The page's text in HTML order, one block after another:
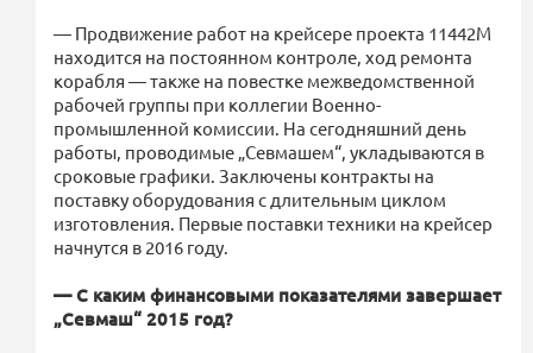
— Продвижение работ на крейсере проекта 11442М
находится на постоянном контроле, ход ремонта
корабля — также на повестке межведомственной
рабочей группы при коллегии Военно-
промышленной комиссии. На сегодняшний день
работы, проводимые „Севмашем“, укладываются в
сроковые графики. Заключены контракты на
поставку оборудования с длительным циклом
изготовления. Первые поставки техники на крейсер
начнутся в 2016 году.
— С каким финансовыми показателями завершает
„Севмаш“ 2015 год?